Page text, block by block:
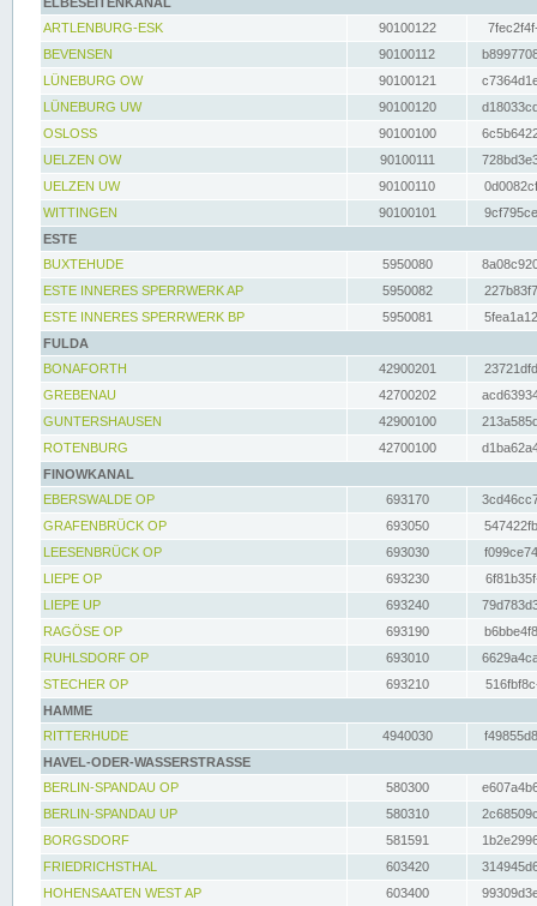
ARTLENBURG-ESK
90100122
BEVENSEN
90100112
LÜNEBURG OW
90100121
LÜNEBURG UW
90100120
OSLOSS
90100100
UELZEN OW
90100111
UELZEN UW
90100110
WITTINGEN
90100101
ESTE
BUXTEHUDE
5950080
ESTE INNERES SPERRWERK AP
5950082
ESTE INNERES SPERRWERK BP
5950081
FULDA
BONAFORTH
42900201
GREBENAU
42700202
GUNTERSHAUSEN
42900100
ROTENBURG
42700100
FINOWKANAL
EBERSWALDE OP
693170
GRAFENBRÜCK OP
693050
LEESENBRÜCK OP
693030
LIEPE OP
693230
LIEPE UP
693240
RAGÖSE OP
693190
RUHLSDORF OP
693010
STECHER OP
693210
HAMME
RITTERHUDE
4940030
HAVEL-ODER-WASSERSTRASSE
BERLIN-SPANDAU OP
580300
BERLIN-SPANDAU UP
580310
BORGSDORF
581591
FRIEDRICHSTHAL
603420
HOHENSAATEN WEST AP
603400